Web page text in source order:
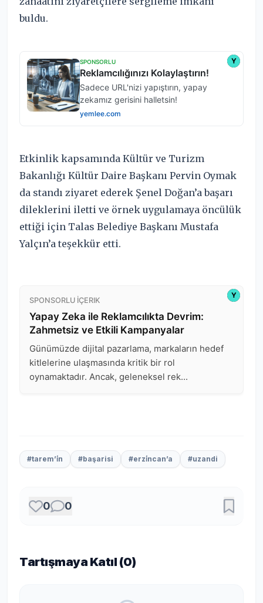
buldu.
Etkinlik kapsamında Kültür ve Turizm
Bakanlığı Kültür Daire Başkanı Pervin Oymak
da standı ziyaret ederek Şenel Doğan’a başarı
dileklerini iletti ve örnek uygulamaya öncülük
ettiği için Talas Belediye Başkanı Mustafa
Yalçın’a teşekkür etti.
#tarem’i̇n #başarisi #erzi̇ncan’a #uzandi
0 0
Tartışmaya Katıl (0)